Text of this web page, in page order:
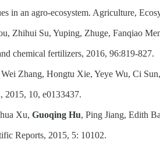
in an agro-ecosystem. Agriculture,
Zhihui Su, Yuping, Zhuge, Fanqiao
chemical fertilizers, 2016, 96:819-827.
Zhang, Hongtu Xie, Yeye Wu, Ci
2015, 10, e0133437.
Xu, Guoqing Hu, Ping Jiang, Edith
Reports, 2015, 5: 10102.